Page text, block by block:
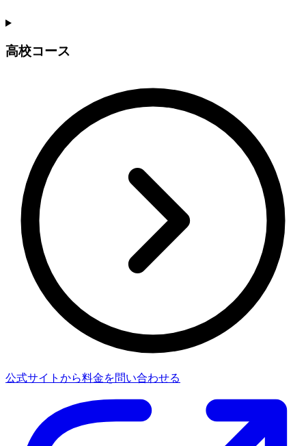
高校コース
公式サイトから料金を問い合わせる